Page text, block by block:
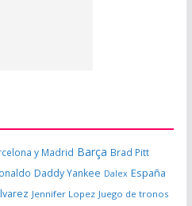
y Madrid Barça Brad Pitt
Daddy Yankee Dalex España
Jennifer Lopez Juego de tronos